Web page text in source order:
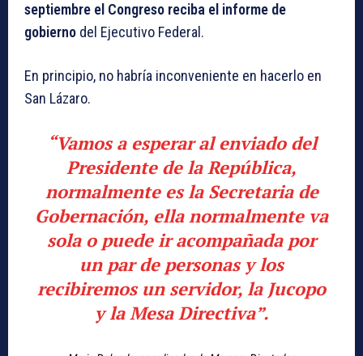
septiembre el Congreso reciba el informe de
gobierno del Ejecutivo Federal.
En principio, no habría inconveniente en hacerlo en
San Lázaro.
“Vamos a esperar al enviado del
Presidente de la República,
normalmente es la Secretaria de
Gobernación, ella normalmente va
sola o puede ir acompañada por
un par de personas y los
recibiremos un servidor, la Jucopo
y la Mesa Directiva”.